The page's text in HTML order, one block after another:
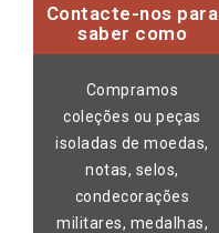
Contacte-nos para
saber como
Compramos
coleções ou peças
isoladas de moedas,
notas, selos,
condecorações
militares, medalhas,